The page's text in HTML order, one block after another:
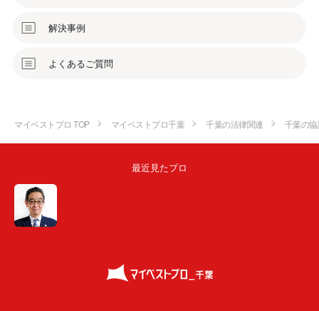
解決事例
よくあるご質問
マイベストプロ TOP マイベストプロ千葉 千葉の法律関連 千葉の
最近見たプロ